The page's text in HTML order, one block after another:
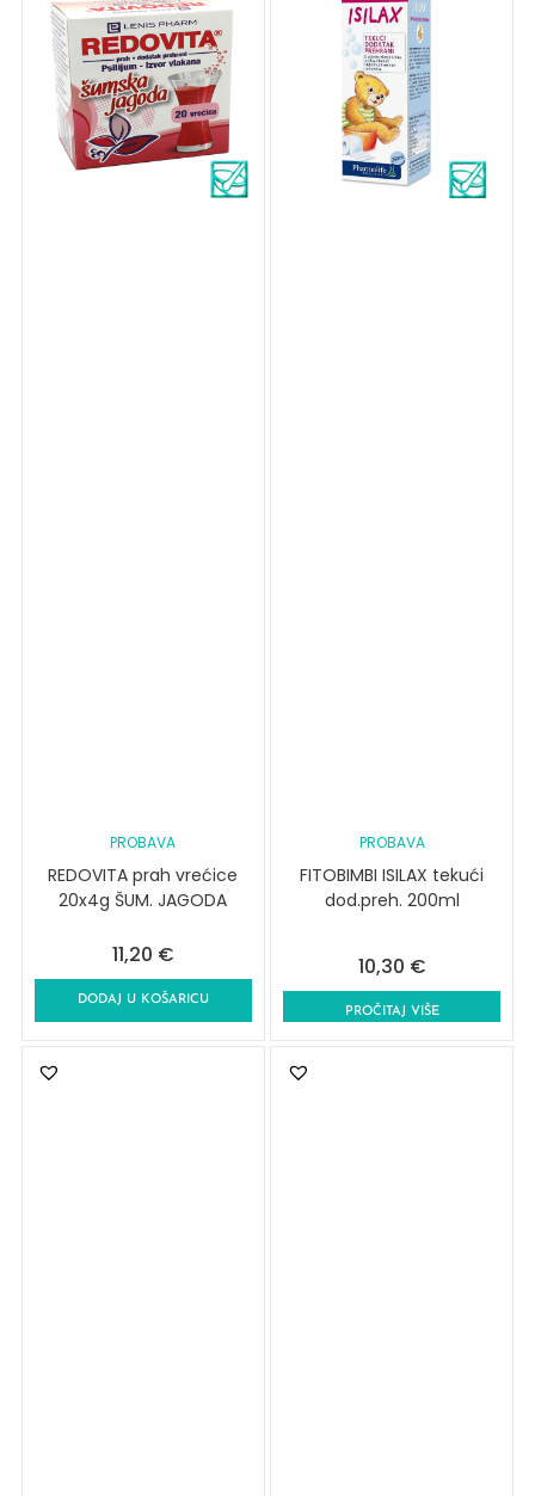
PROBAVA
REDOVITA prah vrećice
20x4g ŠUM. JAGODA
11,20 €
DODAJ U KOŠARICU
PROBAVA
FITOBIMBI ISILAX tekući
dod.preh. 200ml
10,30 €
PROČITAJ VIŠE